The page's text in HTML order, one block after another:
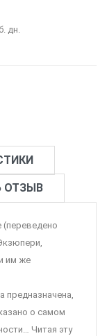
дн.
ОТЗЫВ
(переведено
им же
предназначена,
о самом
Читая эту